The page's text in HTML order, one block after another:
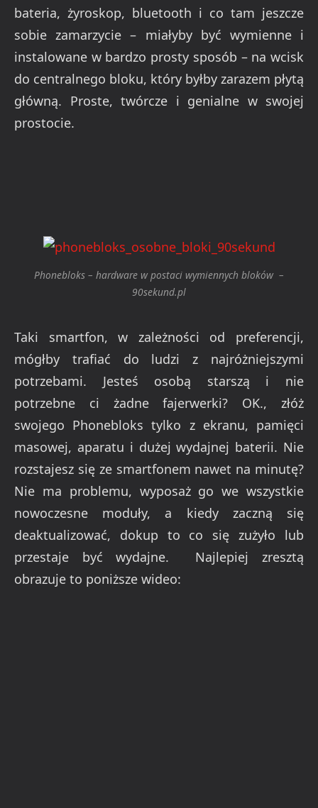
bateria, żyroskop, bluetooth i co tam jeszcze
sobie zamarzycie – miałyby być wymienne i
instalowane w bardzo prosty sposób – na wcisk
do centralnego bloku, który byłby zarazem płytą
główną. Proste, twórcze i genialne w swojej
prostocie.
Phonebloks – hardware w postaci wymiennych bloków –
90sekund.pl
Taki smartfon, w zależności od preferencji,
mógłby trafiać do ludzi z najróżniejszymi
potrzebami. Jesteś osobą starszą i nie
potrzebne ci żadne fajerwerki? OK., złóż
swojego Phonebloks tylko z ekranu, pamięci
masowej, aparatu i dużej wydajnej baterii. Nie
rozstajesz się ze smartfonem nawet na minutę?
Nie ma problemu, wyposaż go we wszystkie
nowoczesne moduły, a kiedy zaczną się
deaktualizować, dokup to co się zużyło lub
przestaje być wydajne. Najlepiej zresztą
obrazuje to poniższe wideo: